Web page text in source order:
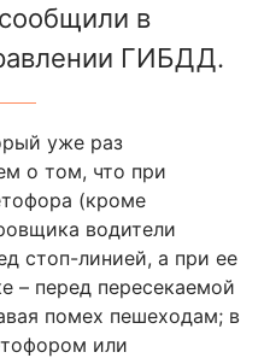
в
ГИБДД.
уже раз
о том, что при
(кроме
водители
стоп-линией, а при ее
– перед пересекаемой
помех пешеходам; в
или